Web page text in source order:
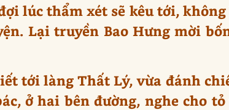
lúc thẩm xét sẽ kêu tới,
Lại truyền Bao Hưng mời
tới làng Thất Lý, vừa đánh
ở hai bên đường, nghe cho